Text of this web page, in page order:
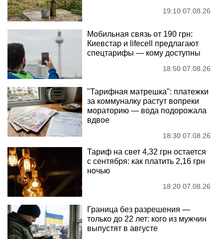
19:10 07.08.26
Мобильная связь от 190 грн:
Киевстар и lifecell предлагают
спецтарифы — кому доступны
18:50 07.08.26
"Тарифная матрешка": платежки
за коммуналку растут вопреки
мораторию — вода подорожала
вдвое
18:30 07.08.26
Тариф на свет 4,32 грн остается
с сентября: как платить 2,16 грн
ночью
18:20 07.08.26
Граница без разрешения —
только до 22 лет: кого из мужчин
выпустят в августе